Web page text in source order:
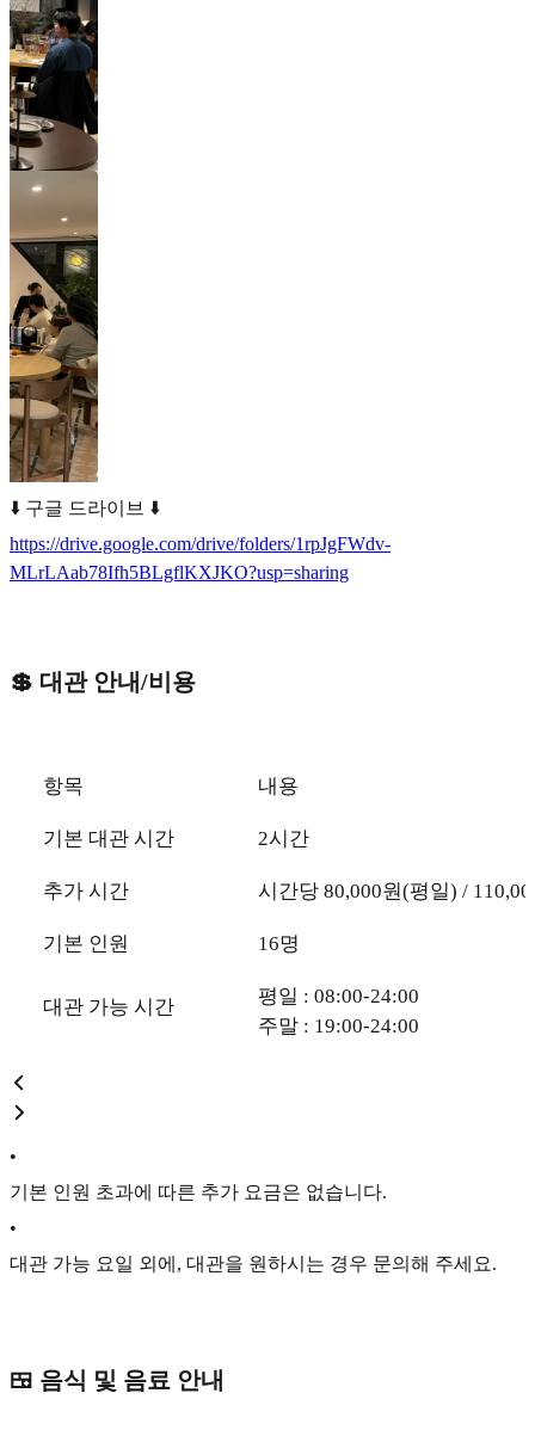
⬇️ 구글 드라이브 ⬇️
https://drive.google.com/drive/folders/1rpJgFWdv-
MLrLAab78Ifh5BLgflKXJKO?usp=sharing
💲 대관 안내/비용
항목 내용
기본 대관 시간 2시간
추가 시간 시간당 80,000원(평일) /
기본 인원 16명
대관 가능 시간
평일 : 08:00-24:00
주말 : 19:00-24:00
•
기본 인원 초과에 따른 추가 요금은 없습니다.
•
대관 가능 요일 외에, 대관을 원하시는 경우 문의해 주세요.
🍱 음식 및 음료 안내